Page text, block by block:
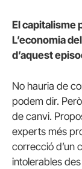
El capitalisme
L’economia
d’aquest
No hauria de
podem dir.
de canvi.
experts més
correcció d’un
intolerables